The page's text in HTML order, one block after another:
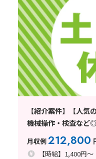
【紹介案件】【人気
機械操作・検査など
月収例212,800
【時給】1,400円～